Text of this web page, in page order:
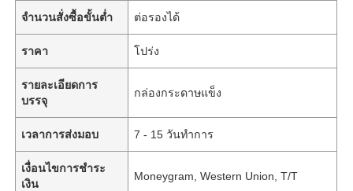
จำนวนสั่งซื้อขั้นต่ำ ต่อรองได้
ราคา โปร่ง
รายละเอียดการ
บรรจุ
กล่องกระดาษแข็ง
เวลาการส่งมอบ 7 - 15 วันทำการ
เงื่อนไขการชำระ
เงิน
Moneygram, Western Union, T/T